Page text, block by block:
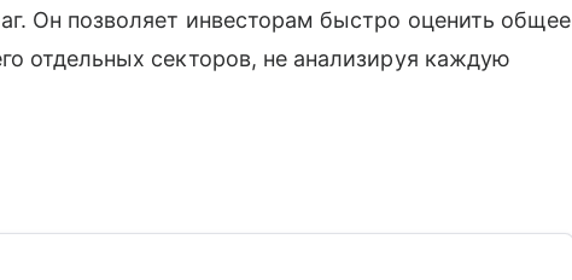
Он позволяет инвесторам быстро оценить общее
отдельных секторов, не анализируя каждую